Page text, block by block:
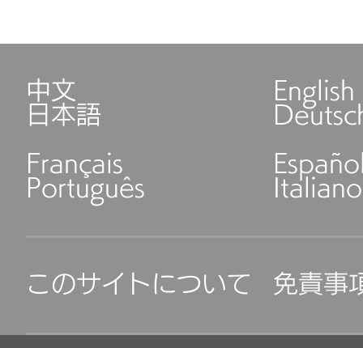
中文 English
日本語
Français
Português Italiano
このサイトについて 免責事